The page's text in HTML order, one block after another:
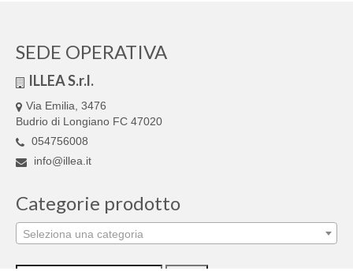
SEDE OPERATIVA
ILLEA S.r.l.
Via Emilia, 3476
Budrio di Longiano FC 47020
054756008
info@illea.it
Categorie prodotto
Seleziona una categoria